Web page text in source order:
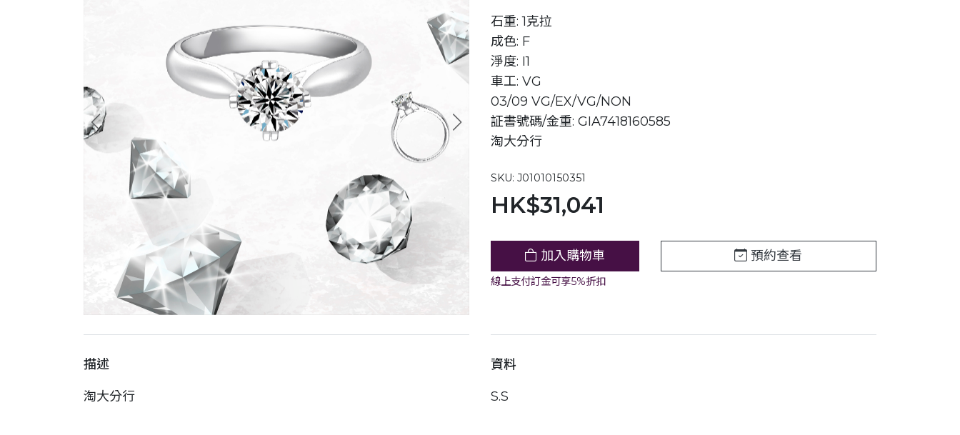
石重: 1克拉
成色: F
淨度: I1
車工: VG
03/09 VG/EX/VG/NON
証書號碼/金重: GIA7418160585
淘大分行
SKU: J01010150351
HK$31,041
加入購物車
線上支付訂金可享5%折扣
預約查看
描述
淘大分行
資料
S.S